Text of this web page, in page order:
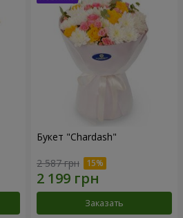
Букет "Chardash"
2 587 грн
Заказать